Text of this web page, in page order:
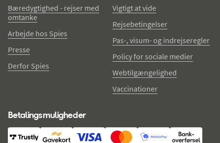
Bæredygtighed - rejser med
omtanke
Arbejde hos Spies
Presse
Derfor Spies
Vigtigt at vide
Rejsebetingelser
Pas-, visum- og indrejseregler
Policy for sociale medier
Webtilgængelighed
Vaccinationer
Betalingsmuligheder